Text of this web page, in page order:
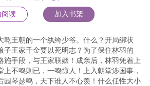
阅读 加入书架
乾王朝的一个纨绔少爷。什么？开局绑状
子王家千金要以死明志？为了保住林羽的
施手段，与王家联姻！成亲后，林羽凭着上
上不鸣则已，一鸣惊人！上入朝堂涉国事，
园琴瑟鸣，天下谁人不心羡！什么任性大小